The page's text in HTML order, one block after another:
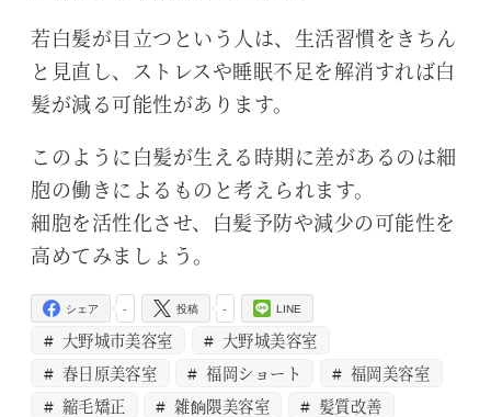
若白髪が目立つという人は、生活習慣をきちん
と見直し、ストレスや睡眠不足を解消すれば白
髪が減る可能性があります。
このように白髪が生える時期に差があるのは細
胞の働きによるものと考えられます。
細胞を活性化させ、白髪予防や減少の可能性を
高めてみましょう。
-
シェア -
投稿 LINE
大野城市美容室
大野城美容室
春日原美容室
福岡ショート
福岡美容室
縮毛矯正
雑餉隈美容室 髪質改善